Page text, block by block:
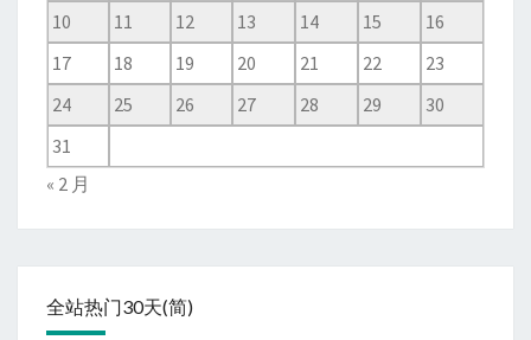
10
11 12 13 14 15
16
17
18 19 20 21 22
23
24
25 26 27 28 29
30
31
« 2 月
全站热门30天(简)